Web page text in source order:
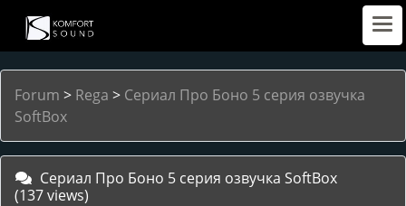
Forum > Rega > Сериал Про Боно 5 серия озвучка
SoftBox
Сериал Про Боно 5 серия озвучка SoftBox
(137 views)